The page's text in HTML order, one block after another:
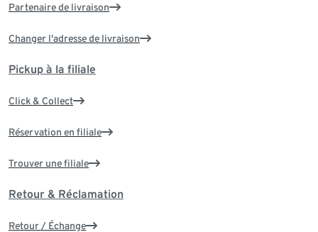
Partenaire de livraison
Changer l'adresse de livraison
Pickup à la filiale
Click & Collect
Réservation en filiale
Trouver une filiale
Retour & Réclamation
Retour / Échange